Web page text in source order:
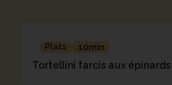
Plats 10min
Tortellini farcis aux épinards